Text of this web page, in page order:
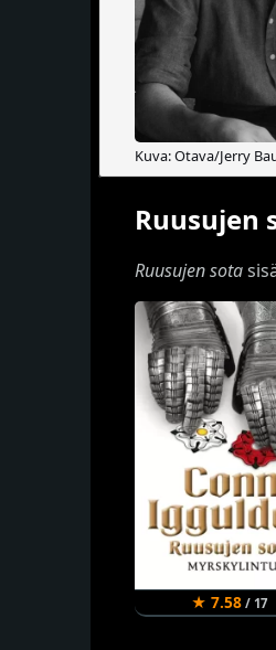
Kuva: Otava/Jerry
Ruusujen
Ruusujen sota
★ 7.58/ 17